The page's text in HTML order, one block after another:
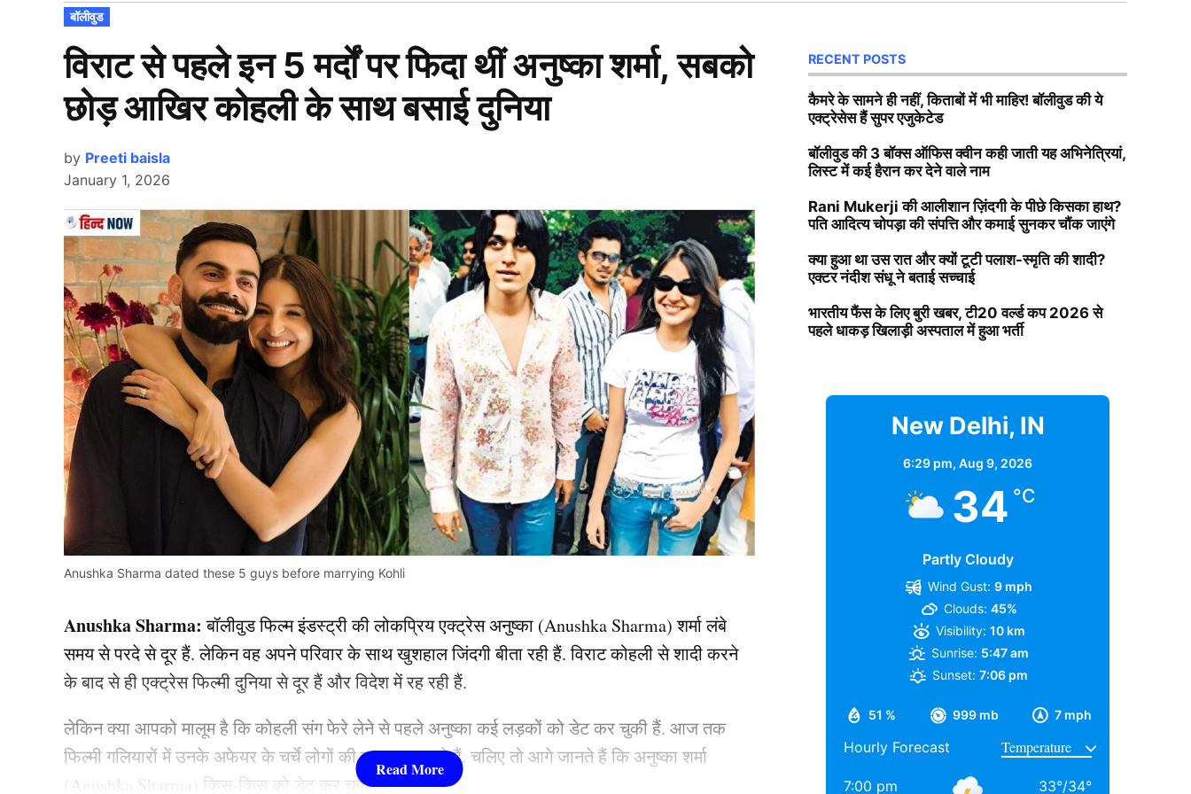
Open
POSTED
IN
बॉलीवुड
विराट से पहले इन 5 मर्दों पर फिदा थीं अनुष्का शर्मा, सबको
छोड़ आखिर कोहली के साथ बसाई दुनिया
by Preeti baisla
January 1, 2026
Anushka Sharma dated these 5 guys before marrying Kohli
Anushka Sharma: बॉलीवुड फिल्म इंडस्ट्री की लोकप्रिय एक्ट्रेस अनुष्का (Anushka Sharma) शर्मा लंबे
समय से परदे से दूर हैं. लेकिन वह अपने परिवार के साथ खुशहाल जिंदगी बीता रही हैं. विराट कोहली से शादी करने
के बाद से ही एक्ट्रेस फिल्मी दुनिया से दूर हैं और विदेश में रह रही हैं.
लेकिन क्या आपको मालूम है कि कोहली संग फेरे लेने से पहले अनुष्का कई लड़कों को डेट कर चुकी हैं. आज तक
फिल्मी गलियारों में उनके अफेयर के चर्चे लोगों की जुबान पर रहते हैं. चलिए तो आगे जानते हैं कि अनुष्का शर्मा
(Anushka Sharma) किस-किस को डेट कर चुकी हैं.
RECENT POSTS
कैमरे के सामने ही नहीं, किताबों में भी माहिर! बॉलीवुड की ये
एक्ट्रेसेस हैं सुपर एजुकेटेड
बॉलीवुड की 3 बॉक्स ऑफिस क्वीन कही जाती यह अभिनेत्रियां,
लिस्ट में कई हैरान कर देने वाले नाम
Rani Mukerji की आलीशान ज़िंदगी के पीछे किसका हाथ?
पति आदित्य चोपड़ा की संपत्ति और कमाई सुनकर चौंक जाएंगे
क्या हुआ था उस रात और क्यों टूटी पलाश-स्मृति की शादी?
एक्टर नंदीश संधू ने बताई सच्चाई
भारतीय फैंस के लिए बुरी खबर, टी20 वर्ल्ड कप 2026 से
पहले धाकड़ खिलाड़ी अस्पताल में हुआ भर्ती
New Delhi, IN
6:29 pm, Aug 9, 2026
34 °C
Partly Cloudy
51 % 999 mb 7 mph
Wind Gust: 9 mph
Clouds: 45%
Visibility: 10 km
Sunrise: 5:47 am
Sunset: 7:06 pm
Hourly Forecast
7:00 pm 33°/34°